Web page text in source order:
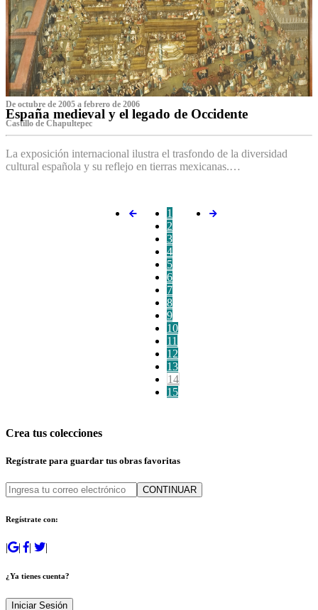
De octubre de 2005 a febrero de 2006
España medieval y el legado de Occidente
Castillo de Chapultepec
La exposición internacional ilustra el trasfondo de la diversidad
cultural española y su reflejo en tierras mexicanas.…
1
2
3
4
5
6
7
8
9
10
11
12
13
14
15
Crea tus colecciones
Regístrate para guardar tus obras favoritas
CONTINUAR
Regístrate con:
| | | |
¿Ya tienes cuenta?
Iniciar Sesión